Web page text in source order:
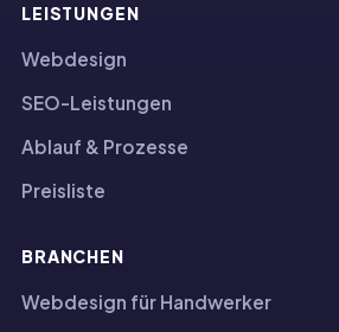
LEISTUNGEN
Webdesign
SEO-Leistungen
Ablauf & Prozesse
Preisliste
BRANCHEN
Webdesign für Handwerker